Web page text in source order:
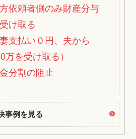
依頼者側のみ財産分与
け取る
妻支払い０円、夫から
万を受け取る）
分割の阻止
事例を見る